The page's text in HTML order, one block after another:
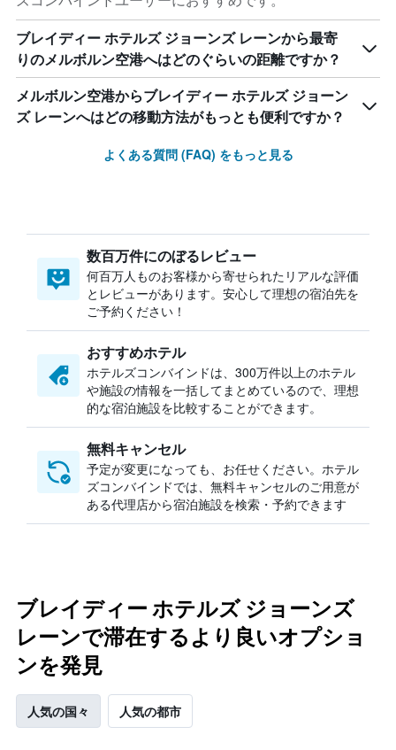
ブレイディー ホテルズ ジョーンズ レーンから最寄
りのメルボルン空港へはどのぐらいの距離ですか？
メルボルン空港からブレイディー ホテルズ ジョーン
ズ レーンへはどの移動方法がもっとも便利ですか？
よくある質問 (FAQ) をもっと見る
数百万件にのぼるレビュー
何百万人ものお客様から寄せられたリアルな評価
とレビューがあります。安心して理想の宿泊先を
ご予約ください！
おすすめホテル
ホテルズコンバインドは、300万件以上のホテル
や施設の情報を一括してまとめているので、理想
的な宿泊施設を比較することができます。
無料キャンセル
予定が変更になっても、お任せください。ホテル
ズコンバインドでは、無料キャンセルのご用意が
ある代理店から宿泊施設を検索・予約できます
ブレイディー ホテルズ ジョーンズ
レーンで滞在するより良いオプショ
ンを発見
人気の国々 人気の都市